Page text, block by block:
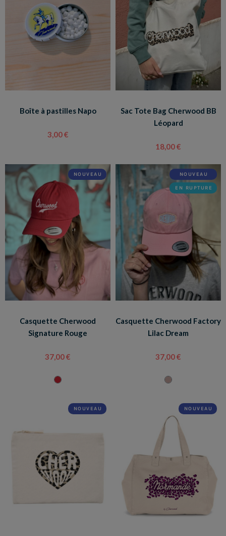
Boîte à pastilles Napo
3,00 €
Sac Tote Bag Cherwood BB
Léopard
18,00 €
NOUVEAU
Casquette Cherwood
Signature Rouge
37,00 €
NOUVEAU
EN RUPTURE
Casquette Cherwood Factory
Lilac Dream
37,00 €
NOUVEAU NOUVEAU